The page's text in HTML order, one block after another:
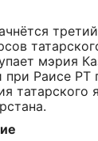
мэрия
Раисе РТ
татарского